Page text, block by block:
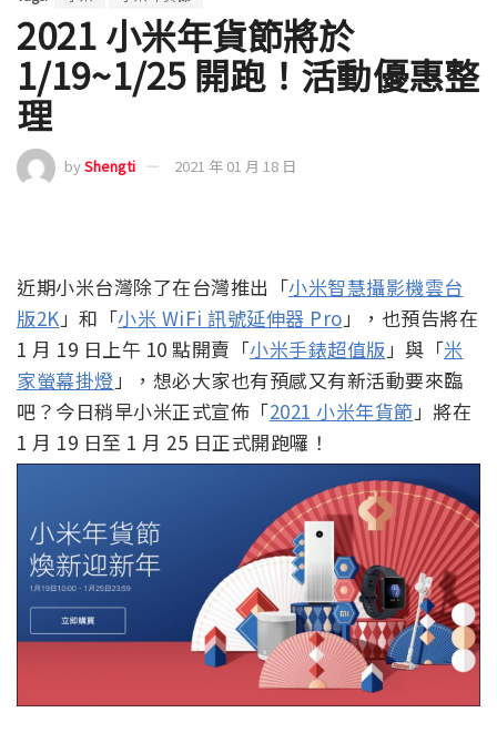
2021 小米年貨節將於
1/19~1/25 開跑！活動優惠整
理
byShengti 2021 年 01 月 18 日
近期小米台灣除了在台灣推出「小米智慧攝影機雲台
版2K 」和「小米 WiFi 訊號延伸器 Pro 」，也預告將在
1 月 19 日上午 10 點開賣「小米手錶超值版 」與「米
家螢幕掛燈 」，想必大家也有預感又有新活動要來臨
吧？今日稍早小米正式宣佈「2021 小米年貨節 」將在
1 月 19 日至 1 月 25 日正式開跑囉！